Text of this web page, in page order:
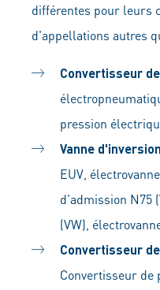
différentes pour leurs
d'appellations autres
Convertisseur
pression
Vanne
EUV,
d'admission N75
(VW),
Convertisseur
Convertisseur de